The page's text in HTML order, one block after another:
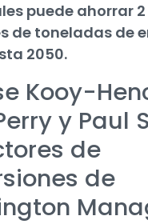
puede ahorrar
de toneladas de
2050.
Kooy-
y Paul
de
de